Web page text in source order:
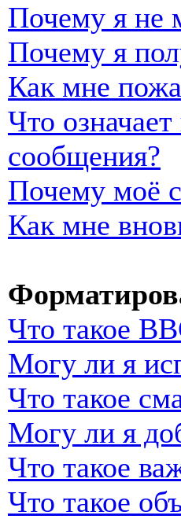
Почему я не
Почему я
Как мне
Что
сообщения?
Почему моё
Как мне
Что такое
Могу ли я
Что такое
Могу ли я
Что такое
Что такое